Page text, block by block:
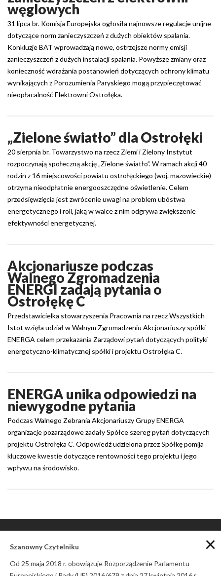
węglowych
31 lipca br. Komisja Europejska ogłosiła najnowsze regulacje unijne
dotyczące norm zanieczyszczeń z dużych obiektów spalania.
Konkluzje BAT wprowadzają nowe, ostrzejsze normy emisji
zanieczyszczeń z dużych instalacji spalania. Powyższe zmiany oraz
konieczność wdrażania postanowień dotyczących ochrony klimatu
wynikających z Porozumienia Paryskiego mogą przypieczętować
nieopłacalność Elektrowni Ostrołęka.
„Zielone światło” dla Ostrołęki
20 sierpnia br. Towarzystwo na rzecz Ziemi i Zielony Instytut
rozpoczynają społeczną akcję „Zielone światło”. W ramach akcji 40
rodzin z 16 miejscowości powiatu ostrołęckiego (woj. mazowieckie)
otrzyma nieodpłatnie energooszczędne oświetlenie. Celem
przedsięwzięcia jest zwrócenie uwagi na problem ubóstwa
energetycznego i roli, jaką w walce z nim odgrywa zwiększenie
efektywności energetycznej.
Akcjonariusze podczas
Walnego Zgromadzenia
ENERGI zadają pytania o
Ostrołękę C
Przedstawicielka stowarzyszenia Pracownia na rzecz Wszystkich
Istot wzięła udział w Walnym Zgromadzeniu Akcjonariuszy spółki
ENERGA celem przekazania Zarządowi pytań dotyczących polityki
energetyczno-klimatycznej spółki i projektu Ostrołęka C.
ENERGA unika odpowiedzi na
niewygodne pytania
Podczas Walnego Zebrania Akcjonariuszy Grupy ENERGA
organizacje pozarządowe zadały Spółce szereg pytań dotyczących
projektu Ostrołęka C. Odpowiedź udzielona przez Spółkę pomija
kluczowe kwestie dotyczące rentowności tego projektu i jego
wpływu na środowisko.
POLITYKA PRYWATNOŚCI
×
Szanowny Czytelniku
Od 25 maja 2018 r. obowiązuje Rozporządzenie Parlamentu